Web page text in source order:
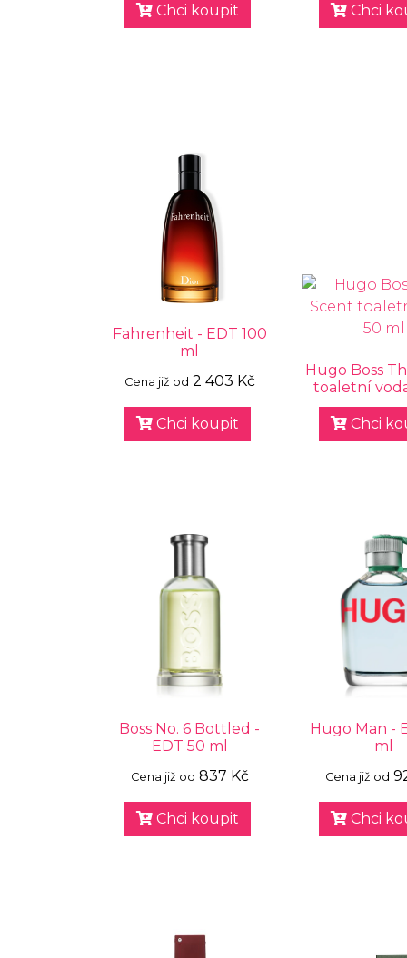
Chci koupit Chci
Fahrenheit - EDT 100
ml
Cena již od 2 403 Kč
Chci koupit
Hugo Boss
toaletní
Chci
Boss No. 6 Bottled -
EDT 50 ml
Cena již od 837 Kč
Chci koupit
Hugo Man -
ml
Cena již od
Chci